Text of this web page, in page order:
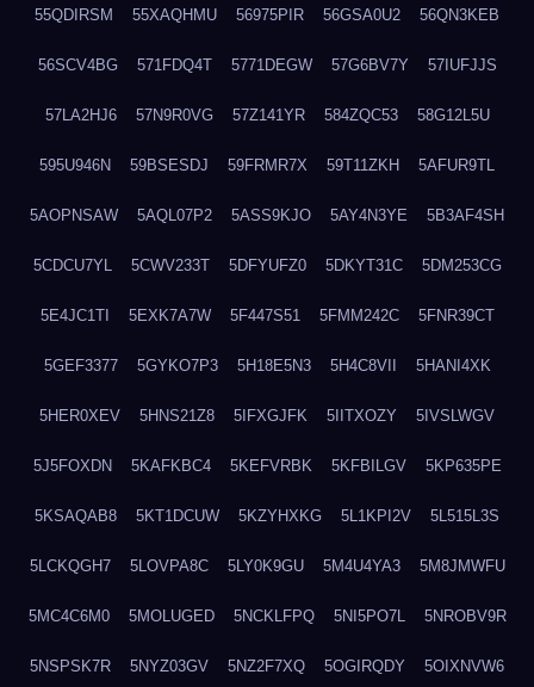
55QDIRSM 55XAQHMU 56975PIR 56GSA0U2 56QN3KEB
56SCV4BG 571FDQ4T 5771DEGW 57G6BV7Y 57IUFJJS
57LA2HJ6 57N9R0VG 57Z141YR 584ZQC53 58G12L5U
595U946N 59BSESDJ 59FRMR7X 59T11ZKH 5AFUR9TL
5AOPNSAW 5AQL07P2 5ASS9KJO 5AY4N3YE 5B3AF4SH
5CDCU7YL 5CWV233T 5DFYUFZ0 5DKYT31C 5DM253CG
5E4JC1TI 5EXK7A7W 5F447S51 5FMM242C 5FNR39CT
5GEF3377 5GYKO7P3 5H18E5N3 5H4C8VII 5HANI4XK
5HER0XEV 5HNS21Z8 5IFXGJFK 5IITXOZY 5IVSLWGV
5J5FOXDN 5KAFKBC4 5KEFVRBK 5KFBILGV 5KP635PE
5KSAQAB8 5KT1DCUW 5KZYHXKG 5L1KPI2V 5L515L3S
5LCKQGH7 5LOVPA8C 5LY0K9GU 5M4U4YA3 5M8JMWFU
5MC4C6M0 5MOLUGED 5NCKLFPQ 5NI5PO7L 5NROBV9R
5NSPSK7R 5NYZ03GV 5NZ2F7XQ 5OGIRQDY 5OIXNVW6